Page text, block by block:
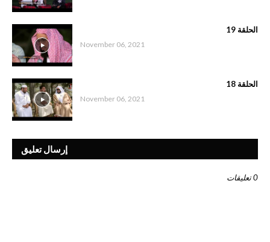
الحلقة 19
November 06, 2021
الحلقة 18
November 06, 2021
إرسال تعليق
0 تعليقات